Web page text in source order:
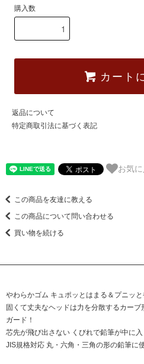
購入数
カート
返品について
特定商取引法に基づく表記
お気
この商品を友達に教える
この商品について問い合わせる
買い物を続ける
やわらかゴム キュポッとはまる＆プニッ
固くて丈夫なヘッドは力を分散するカー
ガード！
芯先が飛び出さない くびれで鉛筆が中に入
JIS規格対応 丸・六角・三角の形の鉛筆に